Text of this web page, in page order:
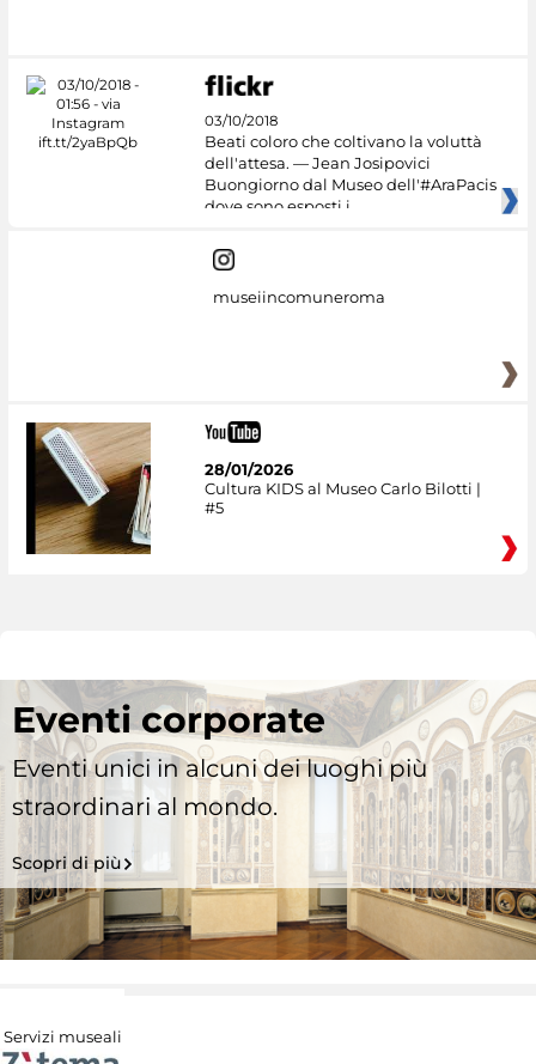
03/10/2018
Beati coloro che coltivano la voluttà
dell'attesa. — Jean Josipovici
Buongiorno dal Museo dell'#AraPacis
dove sono esposti i
museiincomuneroma
28/01/2026
Cultura KIDS al Museo Carlo Bilotti |
#5
Eventi corporate
Eventi unici in alcuni dei luoghi più
straordinari al mondo.
Scopri di più
Servizi museali